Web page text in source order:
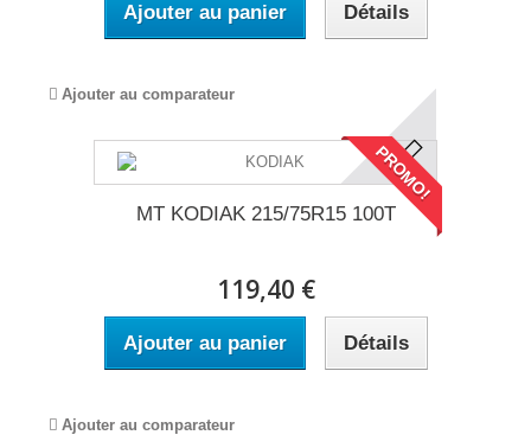
Ajouter au panier Détails
Ajouter au comparateur
PROMO!
MT KODIAK 215/75R15 100T
119,40 €
Ajouter au panier Détails
Ajouter au comparateur